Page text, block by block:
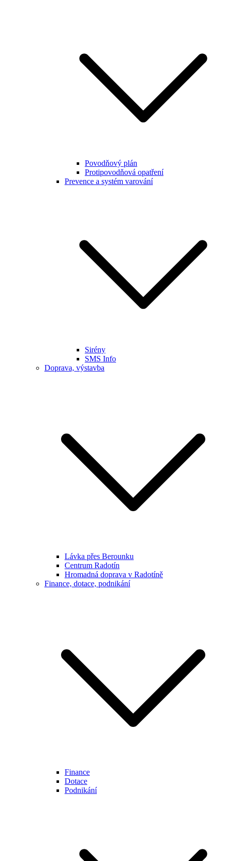
Povodňový plán
Protipovodňová opatření
Prevence a systém varování
Sirény
SMS Info
Doprava, výstavba
Lávka přes Berounku
Centrum Radotín
Hromadná doprava v Radotíně
Finance, dotace, podnikání
Finance
Dotace
Podnikání